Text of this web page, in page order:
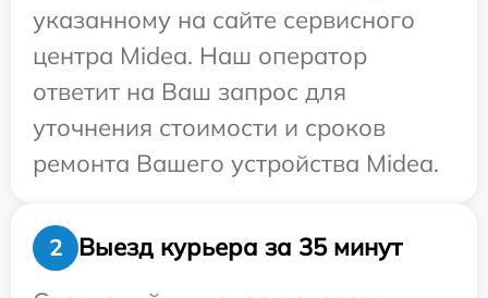
указанному на сайте сервисного
центра Midea. Наш оператор
ответит на Ваш запрос для
уточнения стоимости и сроков
ремонта Вашего устройства Midea.
2
Выезд курьера за 35 минут